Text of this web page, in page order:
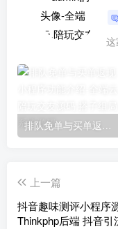
排队免单与买单返现小程序功能介绍
上一篇
抖音趣味测评小程序
Thinkphp后端 抖音引